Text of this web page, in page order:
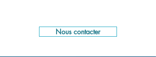
Nous contacter